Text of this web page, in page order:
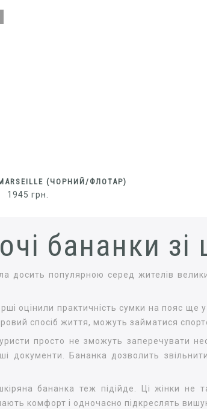
(ЧОРНИЙ/ФЛОТАР)
1945 грн.
бананки
досить популярною серед жителів
оцінили практичність сумки на пояс ще
спосіб життя, можуть займатися
просто не зможуть заперечувати
документи. Бананка дозволить
бананка теж підійде. Ці жінки не
комфорт і одночасно підкреслять